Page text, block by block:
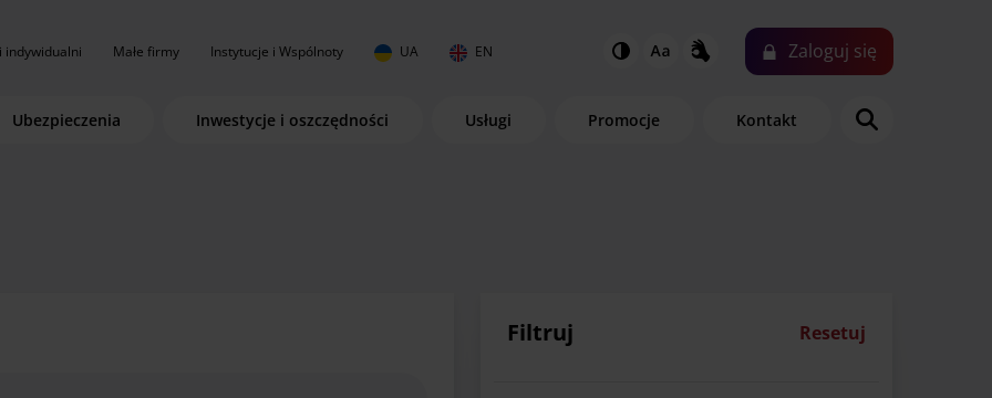
indywidualni Małe firmy Instytucje i Wspólnoty UA EN Zaloguj się
Ubezpieczenia Inwestycje i oszczędności Usługi Promocje Kontakt
Filtruj Resetuj